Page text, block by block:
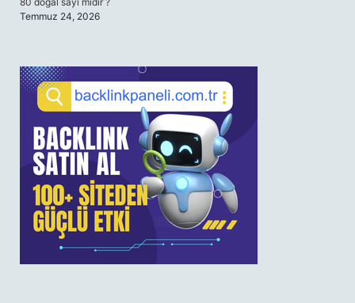
Temmuz 24, 2026